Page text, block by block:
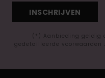
INSCHRIJVEN
(*) Aanbieding geldig
gedetailleerde